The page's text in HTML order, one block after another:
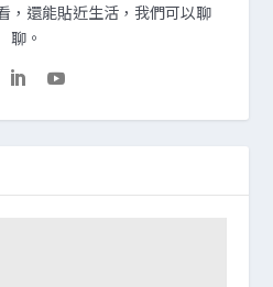
，還能貼近生活，我們可以聊
聊。